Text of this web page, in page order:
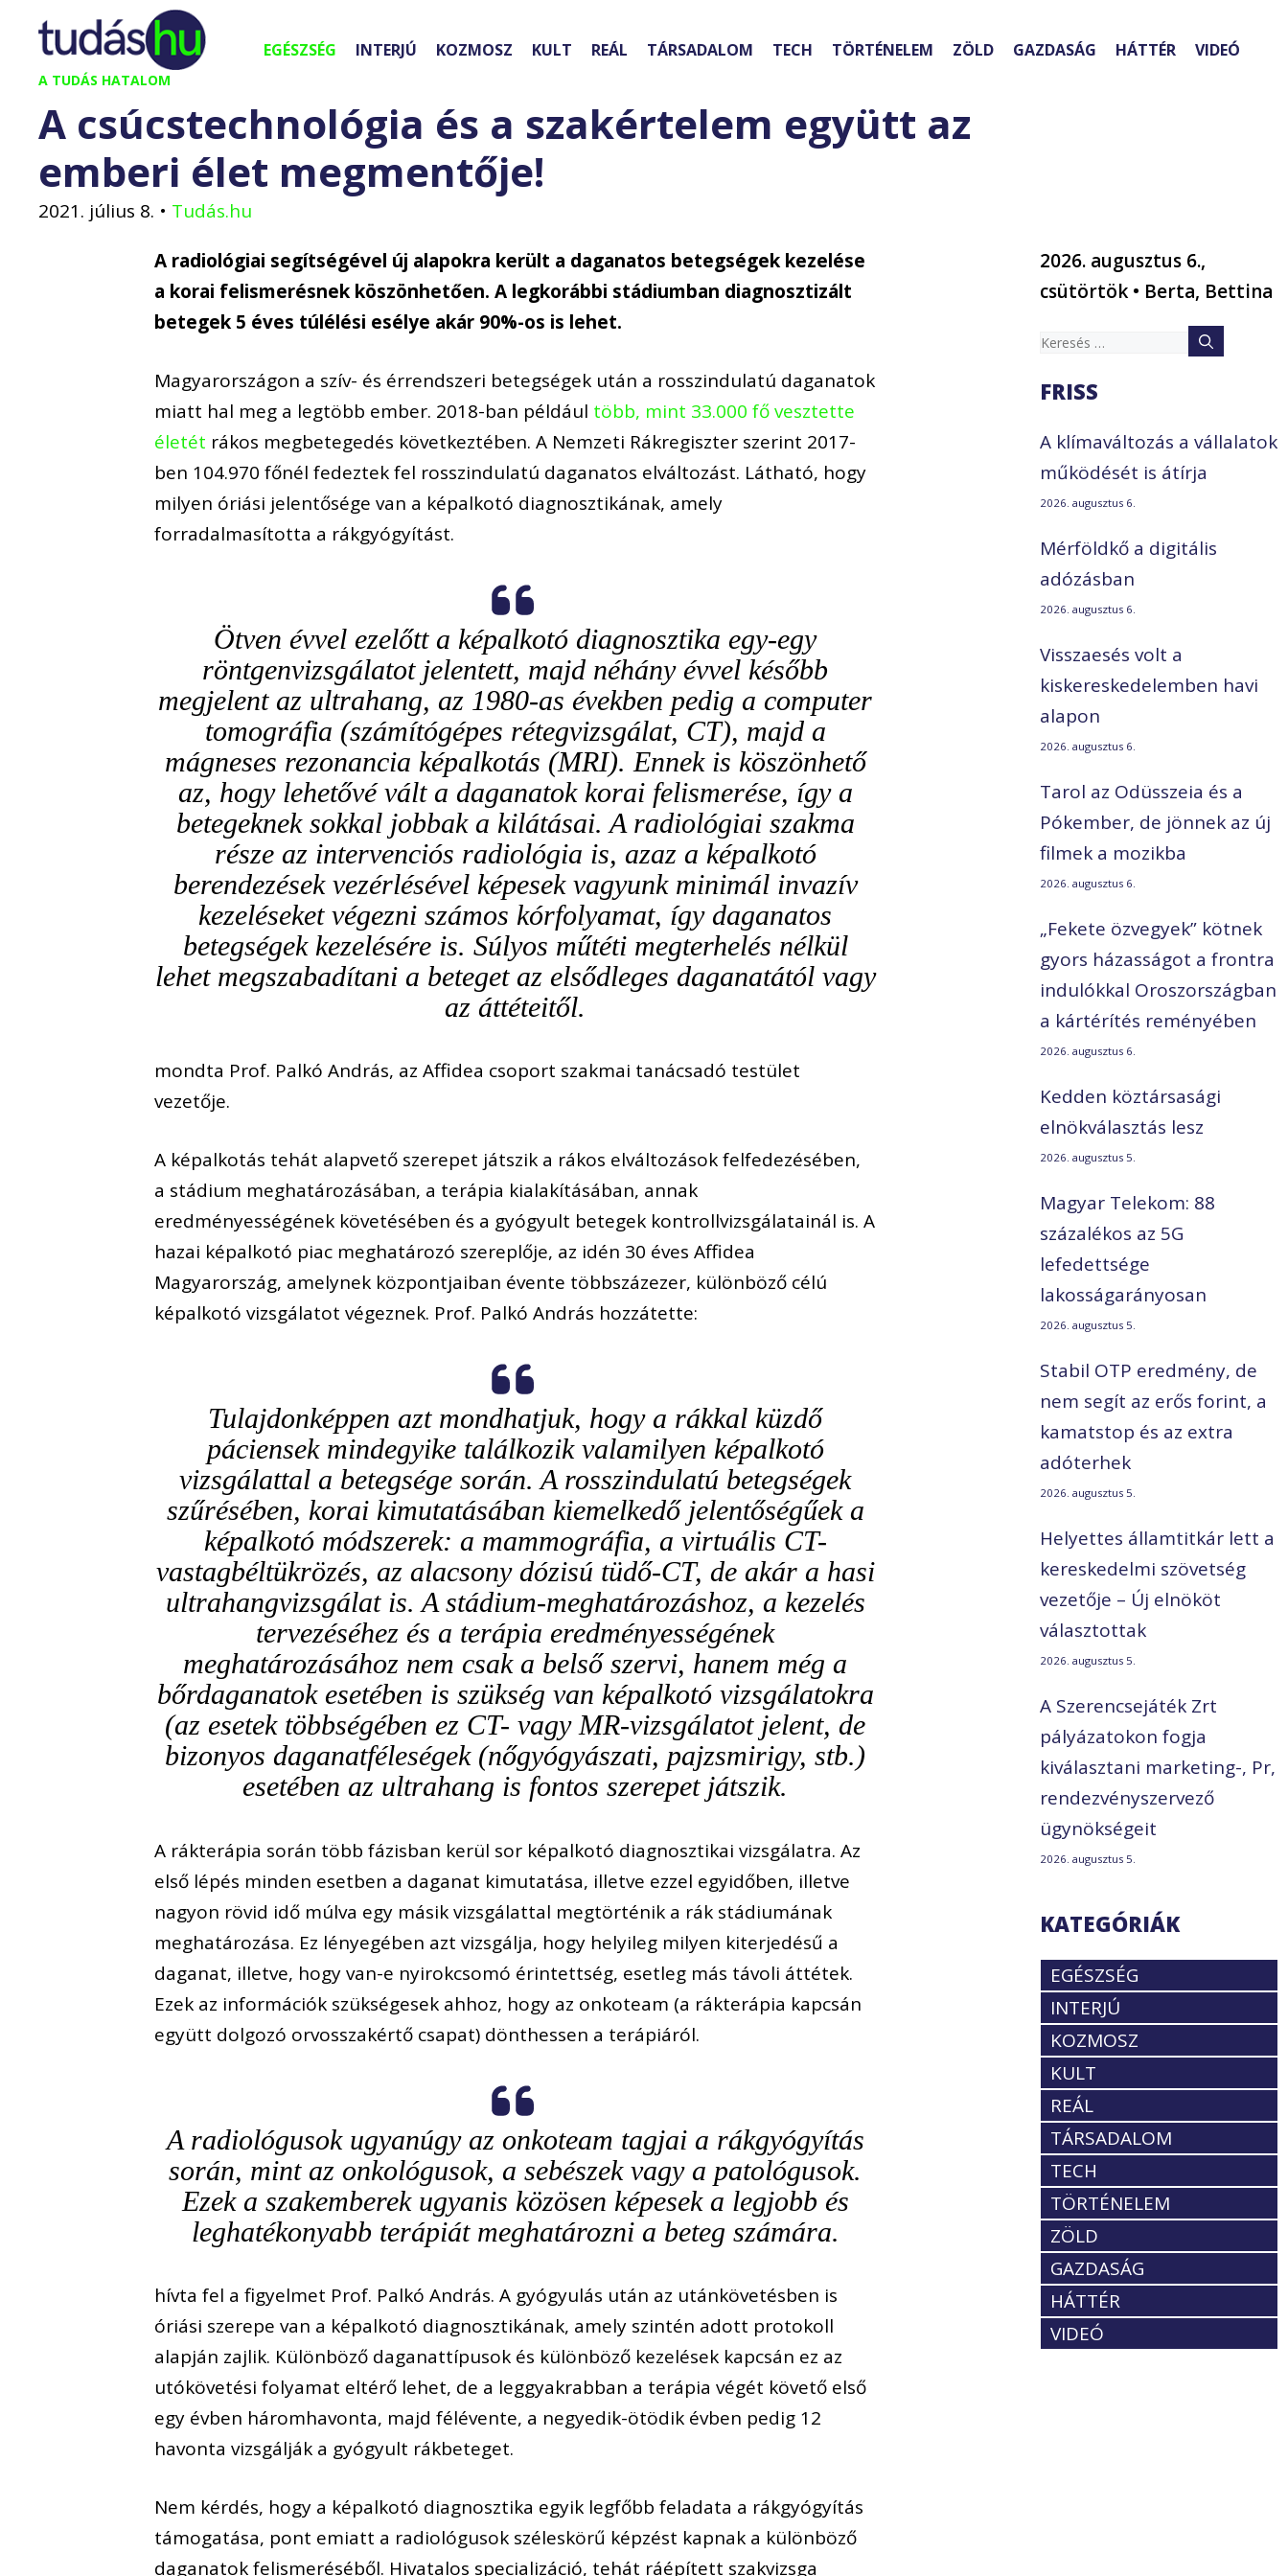
Kilépés
tartalomba
A TUDÁS HATALOM
EGÉSZSÉG INTERJÚ KOZMOSZ KULT REÁL TÁRSADALOM TECH TÖRTÉNELEM ZÖLD GAZDASÁG HÁTTÉR VIDEÓ
A csúcstechnológia és a szakértelem együtt az
emberi élet megmentője!
2021. július 8. • Tudás.hu
A radiológiai segítségével új alapokra került a daganatos betegségek kezelése
a korai felismerésnek köszönhetően. A legkorábbi stádiumban diagnosztizált
betegek 5 éves túlélési esélye akár 90%-os is lehet.
Magyarországon a szív- és érrendszeri betegségek után a rosszindulatú daganatok
miatt hal meg a legtöbb ember. 2018-ban például több, mint 33.000 fő vesztette
életét rákos megbetegedés következtében. A Nemzeti Rákregiszter szerint 2017-
ben 104.970 főnél fedeztek fel rosszindulatú daganatos elváltozást. Látható, hogy
milyen óriási jelentősége van a képalkotó diagnosztikának, amely
forradalmasította a rákgyógyítást.
Ötven évvel ezelőtt a képalkotó diagnosztika egy-egy
röntgenvizsgálatot jelentett, majd néhány évvel később
megjelent az ultrahang, az 1980-as években pedig a computer
tomográfia (számítógépes rétegvizsgálat, CT), majd a
mágneses rezonancia képalkotás (MRI). Ennek is köszönhető
az, hogy lehetővé vált a daganatok korai felismerése, így a
betegeknek sokkal jobbak a kilátásai. A radiológiai szakma
része az intervenciós radiológia is, azaz a képalkotó
berendezések vezérlésével képesek vagyunk minimál invazív
kezeléseket végezni számos kórfolyamat, így daganatos
betegségek kezelésére is. Súlyos műtéti megterhelés nélkül
lehet megszabadítani a beteget az elsődleges daganatától vagy
az áttéteitől.
mondta Prof. Palkó András, az Affidea csoport szakmai tanácsadó testület
vezetője.
A képalkotás tehát alapvető szerepet játszik a rákos elváltozások felfedezésében,
a stádium meghatározásában, a terápia kialakításában, annak
eredményességének követésében és a gyógyult betegek kontrollvizsgálatainál is. A
hazai képalkotó piac meghatározó szereplője, az idén 30 éves Affidea
Magyarország, amelynek központjaiban évente többszázezer, különböző célú
képalkotó vizsgálatot végeznek. Prof. Palkó András hozzátette:
Tulajdonképpen azt mondhatjuk, hogy a rákkal küzdő
páciensek mindegyike találkozik valamilyen képalkotó
vizsgálattal a betegsége során. A rosszindulatú betegségek
szűrésében, korai kimutatásában kiemelkedő jelentőségűek a
képalkotó módszerek: a mammográfia, a virtuális CT-
vastagbéltükrözés, az alacsony dózisú tüdő-CT, de akár a hasi
ultrahangvizsgálat is. A stádium-meghatározáshoz, a kezelés
tervezéséhez és a terápia eredményességének
meghatározásához nem csak a belső szervi, hanem még a
bőrdaganatok esetében is szükség van képalkotó vizsgálatokra
(az esetek többségében ez CT- vagy MR-vizsgálatot jelent, de
bizonyos daganatféleségek (nőgyógyászati, pajzsmirigy, stb.)
esetében az ultrahang is fontos szerepet játszik.
A rákterápia során több fázisban kerül sor képalkotó diagnosztikai vizsgálatra. Az
első lépés minden esetben a daganat kimutatása, illetve ezzel egyidőben, illetve
nagyon rövid idő múlva egy másik vizsgálattal megtörténik a rák stádiumának
meghatározása. Ez lényegében azt vizsgálja, hogy helyileg milyen kiterjedésű a
daganat, illetve, hogy van-e nyirokcsomó érintettség, esetleg más távoli áttétek.
Ezek az információk szükségesek ahhoz, hogy az onkoteam (a rákterápia kapcsán
együtt dolgozó orvosszakértő csapat) dönthessen a terápiáról.
A radiológusok ugyanúgy az onkoteam tagjai a rákgyógyítás
során, mint az onkológusok, a sebészek vagy a patológusok.
Ezek a szakemberek ugyanis közösen képesek a legjobb és
leghatékonyabb terápiát meghatározni a beteg számára.
hívta fel a figyelmet Prof. Palkó András. A gyógyulás után az utánkövetésben is
óriási szerepe van a képalkotó diagnosztikának, amely szintén adott protokoll
alapján zajlik. Különböző daganattípusok és különböző kezelések kapcsán ez az
utókövetési folyamat eltérő lehet, de a leggyakrabban a terápia végét követő első
egy évben háromhavonta, majd félévente, a negyedik-ötödik évben pedig 12
havonta vizsgálják a gyógyult rákbeteget.
Nem kérdés, hogy a képalkotó diagnosztika egyik legfőbb feladata a rákgyógyítás
támogatása, pont emiatt a radiológusok széleskörű képzést kapnak a különböző
daganatok felismeréséből. Hivatalos specializáció, tehát ráépített szakvizsga
2026. augusztus 6.,
csütörtök • Berta, Bettina
Keresés:
FRISS
A klímaváltozás a vállalatok
működését is átírja
2026. augusztus 6.
Mérföldkő a digitális
adózásban
2026. augusztus 6.
Visszaesés volt a
kiskereskedelemben havi
alapon
2026. augusztus 6.
Tarol az Odüsszeia és a
Pókember, de jönnek az új
filmek a mozikba
2026. augusztus 6.
„Fekete özvegyek” kötnek
gyors házasságot a frontra
indulókkal Oroszországban
a kártérítés reményében
2026. augusztus 6.
Kedden köztársasági
elnökválasztás lesz
2026. augusztus 5.
Magyar Telekom: 88
százalékos az 5G
lefedettsége
lakosságarányosan
2026. augusztus 5.
Stabil OTP eredmény, de
nem segít az erős forint, a
kamatstop és az extra
adóterhek
2026. augusztus 5.
Helyettes államtitkár lett a
kereskedelmi szövetség
vezetője – Új elnököt
választottak
2026. augusztus 5.
A Szerencsejáték Zrt
pályázatokon fogja
kiválasztani marketing-, Pr,
rendezvényszervező
ügynökségeit
2026. augusztus 5.
KATEGÓRIÁK
EGÉSZSÉG
INTERJÚ
KOZMOSZ
KULT
REÁL
TÁRSADALOM
TECH
TÖRTÉNELEM
ZÖLD
GAZDASÁG
HÁTTÉR
VIDEÓ